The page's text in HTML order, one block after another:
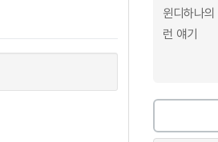
윈디하나
런 얘기